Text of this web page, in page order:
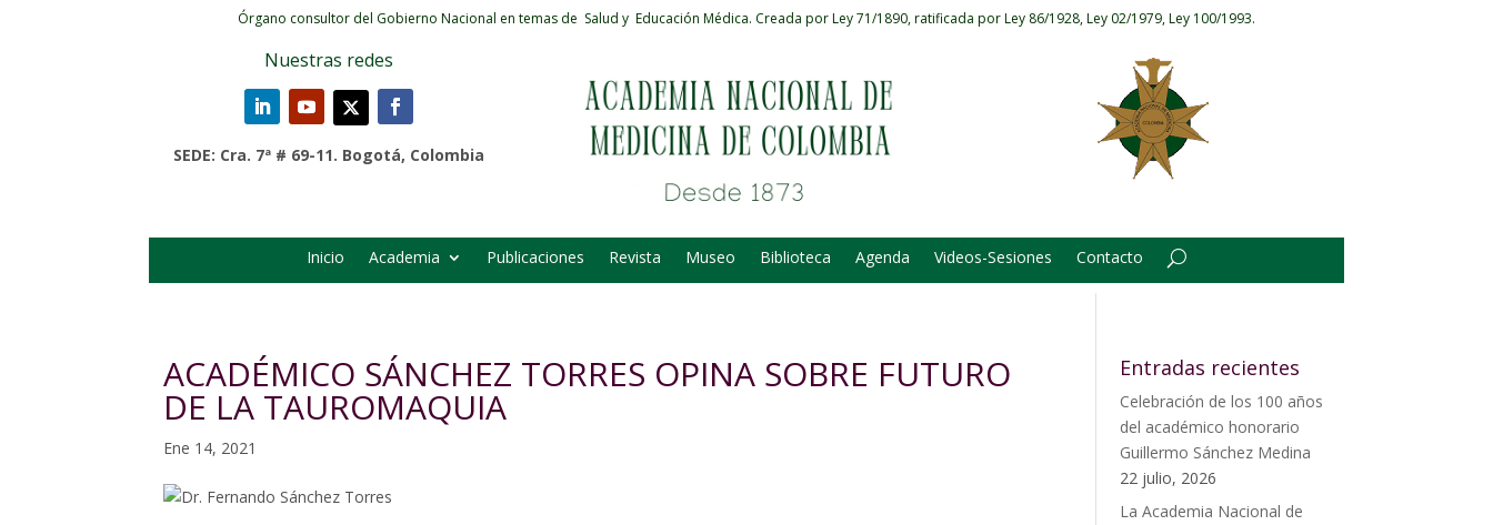
Órgano consultor del Gobierno Nacional en temas de Salud y Educación Médica. Creada por Ley 71/1890, ratificada por Ley 86/1928, Ley 02/1979, Ley 100/1993.
Nuestras redes
SEDE: Cra. 7ª # 69-11. Bogotá, Colombia
Inicio Academia Publicaciones Revista Museo Biblioteca Agenda Videos-Sesiones Contacto
ACADÉMICO SÁNCHEZ TORRES OPINA SOBRE FUTURO
DE LA TAUROMAQUIA
Ene 14, 2021
Entradas recientes
Celebración de los 100 años
del académico honorario
Guillermo Sánchez Medina
22 julio, 2026
La Academia Nacional de